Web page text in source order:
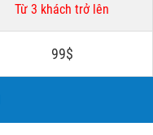
Từ 3 khách trở lên
99$